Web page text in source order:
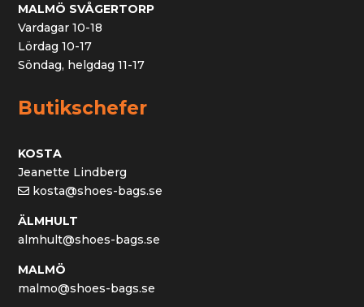
MALMÖ SVÅGERTORP
Vardagar 10-18
Lördag 10-17
Söndag, helgdag 11-17
Butikschefer
KOSTA
Jeanette Lindberg
kosta@shoes-bags.se
ÄLMHULT
almhult@shoes-bags.se
MALMÖ
malmo@shoes-bags.se